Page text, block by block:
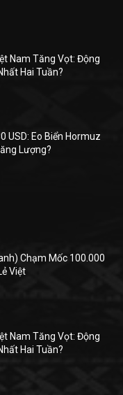
Nam Tăng Vọt: Động
Hai Tuần?
USD: Eo Biển Hormuz
Lượng?
Chạm Mốc 100.000
Việt
Nam Tăng Vọt: Động
Hai Tuần?